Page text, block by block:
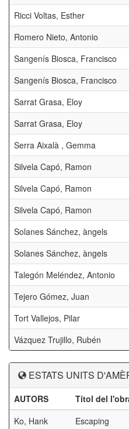
Ricci Voltas, Esther
Romero Nieto, Antonio
Sangenís Biosca, Francisco
Sangenís Biosca, Francisco
Sarrat Grasa, Eloy
Sarrat Grasa, Eloy
Serra Aixalà , Gemma
Silvela Capó, Ramon
Silvela Capó, Ramon
Silvela Capó, Ramon
Solanes Sánchez, àngels
Solanes Sánchez, àngels
Talegón Meléndez, Antonio
Tejero Gómez, Juan
Tort Vallejos, Pilar
Vázquez Trujillo, Rubén
ESTATS UNITS
AUTORS Títol del
Ko, Hank
Escaping